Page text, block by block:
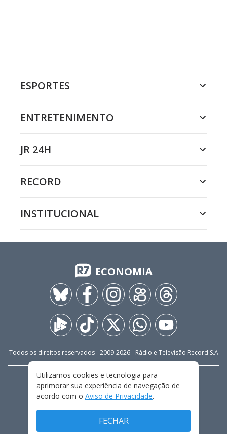
ESPORTES
ENTRETENIMENTO
JR 24H
RECORD
INSTITUCIONAL
ECONOMIA
Todos os direitos reservados - 2009-2026- Rádio e Televisão Record S.A
FALE CONOSCO
PRIVACIDADE
TERMOS E CONDIÇÕES DE USO
Utilizamos cookies e tecnologia para
aprimorar sua experiência de navegação de
acordo com o Aviso de Privacidade.
FECHAR